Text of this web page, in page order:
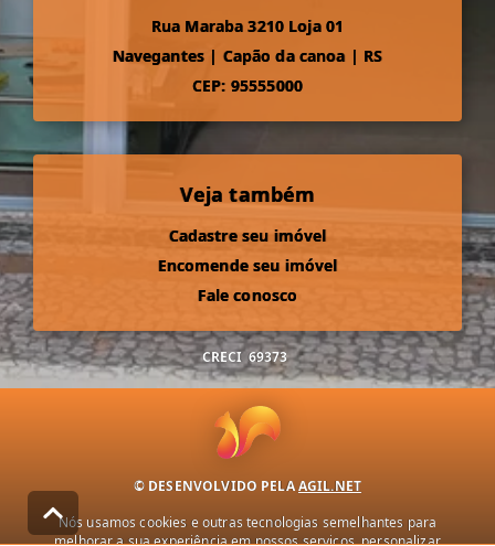
Rua Maraba 3210 Loja 01
Navegantes | Capão da canoa | RS
CEP: 95555000
Veja também
Cadastre seu imóvel
Encomende seu imóvel
Fale conosco
CRECI 69373
© DESENVOLVIDO PELAAGIL.NET
Nós usamos cookies e outras tecnologias semelhantes para
melhorar a sua experiência em nossos serviços, personalizar